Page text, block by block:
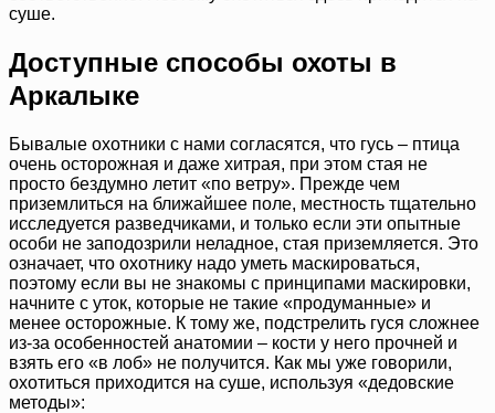
суше.
Доступные способы охоты в
Аркалыке
Бывалые охотники с нами согласятся, что гусь – птица
очень осторожная и даже хитрая, при этом стая не
просто бездумно летит «по ветру». Прежде чем
приземлиться на ближайшее поле, местность тщательно
исследуется разведчиками, и только если эти опытные
особи не заподозрили неладное, стая приземляется. Это
означает, что охотнику надо уметь маскироваться,
поэтому если вы не знакомы с принципами маскировки,
начните с уток, которые не такие «продуманные» и
менее осторожные. К тому же, подстрелить гуся сложнее
из-за особенностей анатомии – кости у него прочней и
взять его «в лоб» не получится. Как мы уже говорили,
охотиться приходится на суше, используя «дедовские
методы»: